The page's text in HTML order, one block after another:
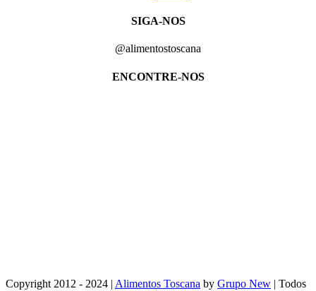
SIGA-NOS
@alimentostoscana
ENCONTRE-NOS
Copyright 2012 - 2024 | Alimentos Toscana by Grupo New | Todos